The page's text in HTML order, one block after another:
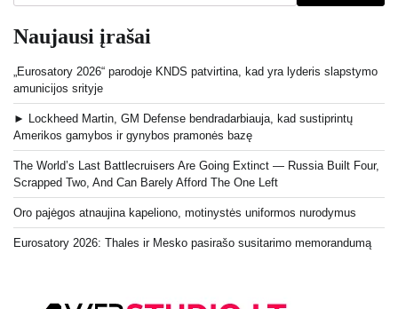
Naujausi įrašai
„Eurosatory 2026“ parodoje KNDS patvirtina, kad yra lyderis slapstymo
amunicijos srityje
► Lockheed Martin, GM Defense bendradarbiauja, kad sustiprintų
Amerikos gamybos ir gynybos pramonės bazę
The World’s Last Battlecruisers Are Going Extinct — Russia Built Four,
Scrapped Two, And Can Barely Afford The One Left
Oro pajėgos atnaujina kapeliono, motinystės uniformos nurodymus
Eurosatory 2026: Thales ir Mesko pasirašo susitarimo memorandumą